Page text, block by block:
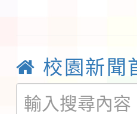
請一案
026 ART
會」之「
本校115
第2次招
115 年度
校園新聞